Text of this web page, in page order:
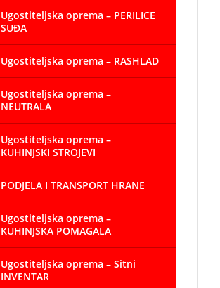
Ugostiteljska oprema – PERILICE
SUĐA
Ugostiteljska oprema – RASHLAD
Ugostiteljska oprema –
NEUTRALA
Ugostiteljska oprema –
KUHINJSKI STROJEVI
PODJELA I TRANSPORT HRANE
Ugostiteljska oprema –
KUHINJSKA POMAGALA
Ugostiteljska oprema – Sitni
INVENTAR